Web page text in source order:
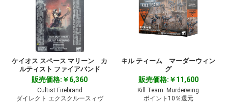
ケイオス スペース マリーン カ
ルティスト ファイアバンド
販売価格:￥6,360
Cultist Firebrand
ダイレクト エクスクルースィヴ
キル ティーム マーダーウィン
グ
販売価格:￥11,600
Kill Team: Murderwing
ポイント10％還元